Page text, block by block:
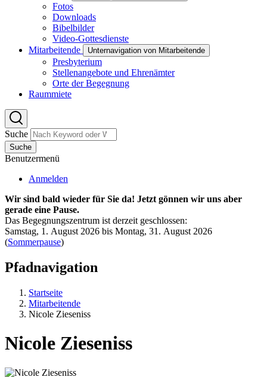
Fotos
Downloads
Bibelbilder
Video-Gottesdienste
Mitarbeitende
Unternavigation von Mitarbeitende
Presbyterium
Stellenangebote und Ehrenämter
Orte der Begegnung
Raummiete
Suche
Suche
Benutzermenü
Anmelden
Wir sind bald wieder für Sie da! Jetzt gönnen wir uns aber
gerade eine Pause.
Das Begegnungszentrum ist derzeit geschlossen:
Samstag, 1. August 2026 bis Montag, 31. August 2026
(Sommerpause)
Pfadnavigation
Startseite
Mitarbeitende
Nicole Zieseniss
Nicole Zieseniss